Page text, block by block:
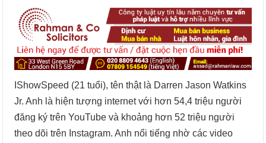
IShowSpeed (21 tuổi), tên thật là Darren Jason Watkins
Jr. Anh là hiện tượng internet với hơn 54,4 triệu người
đăng ký trên YouTube và khoảng hơn 52 triệu người
theo dõi trên Instagram. Anh nổi tiếng nhờ các video